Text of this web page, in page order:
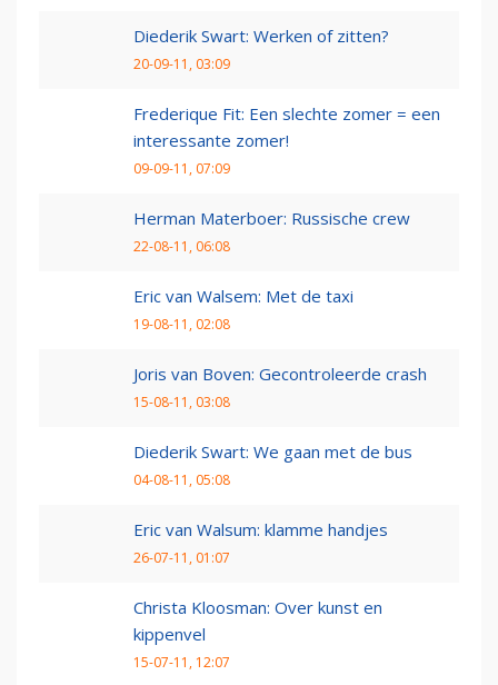
Diederik Swart: Werken of zitten?
20-09-11, 03:09
Frederique Fit: Een slechte zomer = een
interessante zomer!
09-09-11, 07:09
Herman Materboer: Russische crew
22-08-11, 06:08
Eric van Walsem: Met de taxi
19-08-11, 02:08
Joris van Boven: Gecontroleerde crash
15-08-11, 03:08
Diederik Swart: We gaan met de bus
04-08-11, 05:08
Eric van Walsum: klamme handjes
26-07-11, 01:07
Christa Kloosman: Over kunst en
kippenvel
15-07-11, 12:07